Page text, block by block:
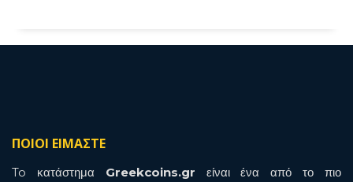
ΠΟΙΟΙ ΕΙΜΑΣΤΕ
To κατάστημα Greekcoins.gr είναι ένα από το πιο